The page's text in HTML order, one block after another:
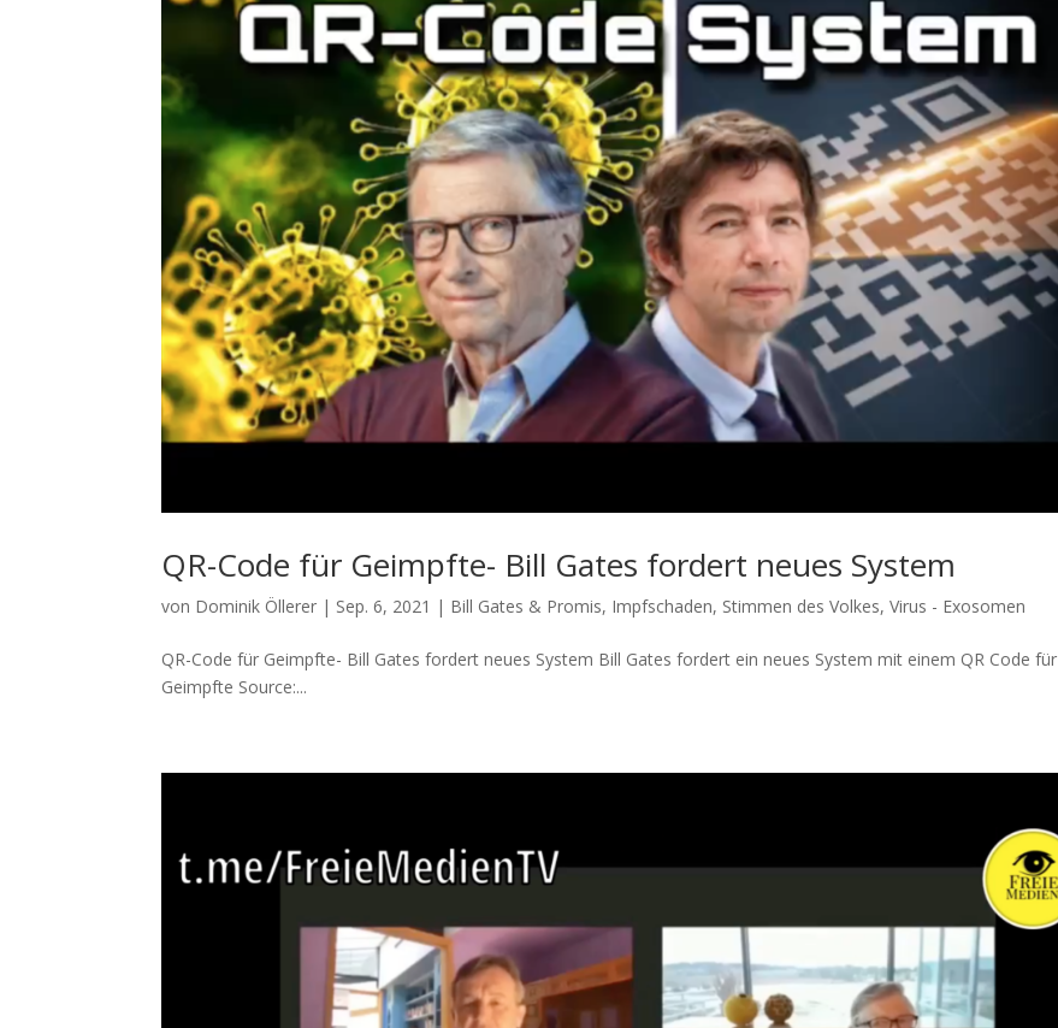
QR-Code für Geimpfte- Bill Gates fordert neues System
von Dominik Öllerer | Sep. 6, 2021 | Bill Gates & Promis, Impfschaden, Stimmen des Volkes,Virus - Exosomen
QR-Code für Geimpfte- Bill Gates fordert neues System Bill Gates for­dert ein neu­es Sys­tem mit einem QR Code für
Geimpfte Source:...